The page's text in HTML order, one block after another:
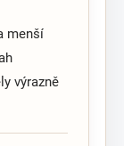
menší
výrazně